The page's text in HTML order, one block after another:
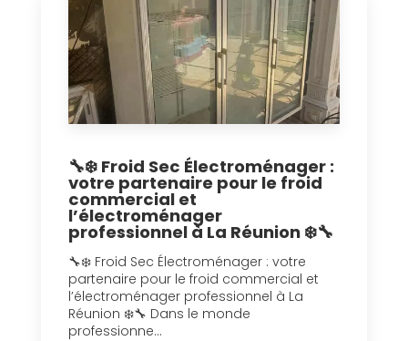
🔧❄️ Froid Sec Électroménager :
votre partenaire pour le froid
commercial et
l’électroménager
professionnel à La Réunion ❄️🔧
🔧❄️ Froid Sec Électroménager : votre
partenaire pour le froid commercial et
l’électroménager professionnel à La
Réunion ❄️🔧 Dans le monde
professionne...